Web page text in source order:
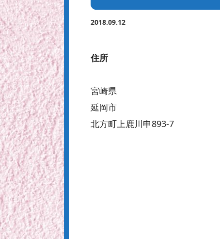
2018.09.12
住所
宮崎県
延岡市
北方町上鹿川申893-7